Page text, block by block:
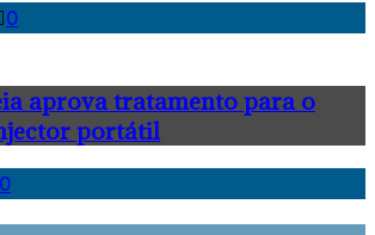
0
aprova tratamento para o
portátil
0